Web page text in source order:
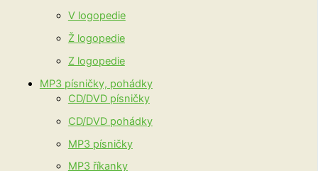
V logopedie
Ž logopedie
Z logopedie
MP3 písničky, pohádky
CD/DVD písničky
CD/DVD pohádky
MP3 písničky
MP3 říkanky